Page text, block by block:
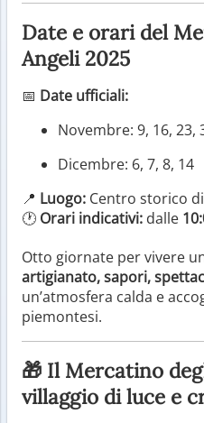
Date e orari del
Angeli 2025
📅 Date ufficiali:
Novembre: 9, 16, 23,
Dicembre: 6, 7, 8, 14
📍 Luogo: Centro storico
🕐 Orari indicativi: dalle
Otto giornate per vivere
artigianato, sapori,
un’atmosfera calda e
piemontesi.
🎁 Il Mercatino
villaggio di luce e